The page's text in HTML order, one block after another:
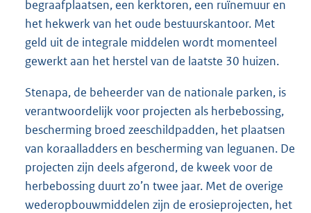
begraafplaatsen, een kerktoren, een ruïnemuur en
het hekwerk van het oude bestuurskantoor. Met
geld uit de integrale middelen wordt momenteel
gewerkt aan het herstel van de laatste 30 huizen.
Stenapa, de beheerder van de nationale parken, is
verantwoordelijk voor projecten als herbebossing,
bescherming broed zeeschildpadden, het plaatsen
van koraalladders en bescherming van leguanen. De
projecten zijn deels afgerond, de kweek voor de
herbebossing duurt zo’n twee jaar. Met de overige
wederopbouwmiddelen zijn de erosieprojecten, het